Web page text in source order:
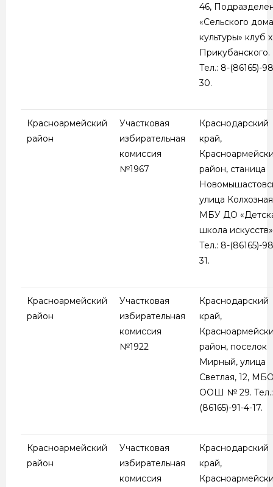
46,
«Сельского дома
культуры» клуб
Прикубанского.
Тел.: 8-(86165)-
30.
Красноармейский
район
Участковая
избирательная
комиссия
№1967
Краснодарский
край,
район, станица
улица
МБУ ДО
школа
Тел.: 8-(86165)-
31.
Красноармейский
район
Участковая
избирательная
комиссия
№1922
Краснодарский
край,
район, поселок
Мирный, улица
Светлая, 12,
ООШ № 29.
(86165)-91-4-17.
Красноармейский
район
Участковая
избирательная
комиссия
Краснодарский
край,